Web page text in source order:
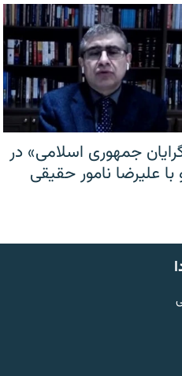
جمهوری اسلامی» در
علیرضا نامور حقیقی